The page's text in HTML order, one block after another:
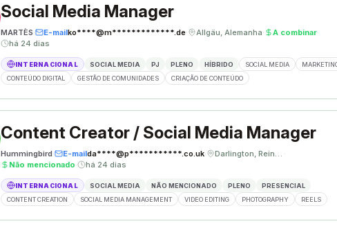
Social Media Manager
MARTÈS· E-mailko****@m*************.de· Allgäu, Alemanha· A combinar·
há 24 dias
INTERNACIONAL SOCIAL MEDIA PJ PLENO HÍBRIDO SOCIAL MEDIA
CONTEÚDO DIGITAL
GESTÃO DE COMUNIDADES CRIAÇÃO DE CONTEÚDO
Content Creator / Social Media Manager
Hummingbird· E-mailda****@p***********.co.uk· Darlington, Reino Unido ·
Não mencionado· há 24 dias
INTERNACIONAL SOCIAL MEDIA NÃO MENCIONADO PLENO
PRESENCIAL
CONTENT CREATION
SOCIAL MEDIA MANAGEMENT VIDEO EDITING PHOTOGRAPHY REELS